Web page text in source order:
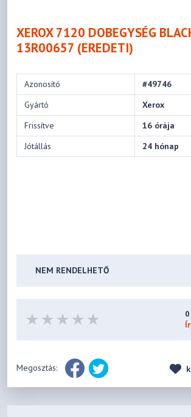
XEROX 7120 DOBEGYSÉG
13R00657 (EREDETI)
Azonosító
#49746
Gyártó
Xerox
Frissítve
16 órája
Jótállás
24 hónap
NEM RENDELHETŐ
Megosztás: